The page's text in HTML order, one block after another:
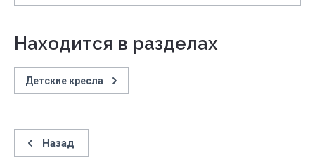
Находится в разделах
Детские кресла
Назад